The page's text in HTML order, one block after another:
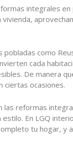
integrales
como
cada
De manera
ciertas ocasiones.
las reformas
En LGQ
tu hogar, y